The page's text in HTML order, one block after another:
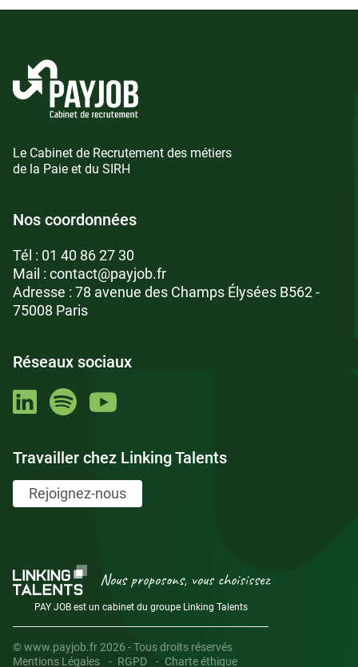
Le Cabinet de Recrutement des métiers
de la Paie et du SIRH
Nos coordonnées
Tél : 01 40 86 27 30
Mail : contact@payjob.fr
Adresse : 78 avenue des Champs Élysées B562 -
75008 Paris
Réseaux sociaux
Travailler chez Linking Talents
Rejoignez-nous
Nous proposons, vous choisissez
PAY JOB est un cabinet du groupe Linking Talents
© www.payjob.fr 2026 - Tous droits réservés
Mentions Légales
RGPD Charte éthique